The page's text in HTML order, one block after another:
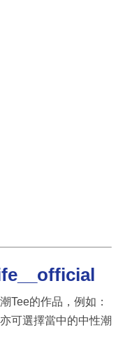
Tee的作品，例如：
可選擇當中的中性潮